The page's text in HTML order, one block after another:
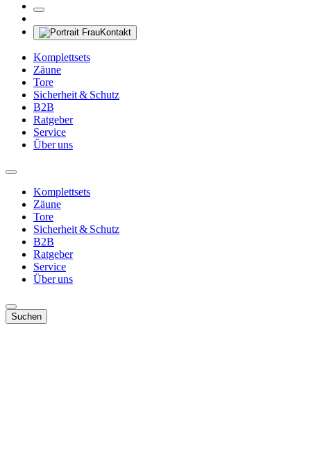
Kontakt
Komplettsets
Zäune
Tore
Sicherheit & Schutz
B2B
Ratgeber
Service
Über uns
Komplettsets
Zäune
Tore
Sicherheit & Schutz
B2B
Ratgeber
Service
Über uns
Suchen